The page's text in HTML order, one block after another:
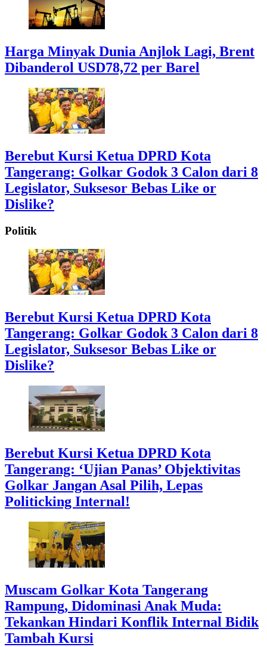
Harga Minyak Dunia Anjlok Lagi, Brent
Dibanderol USD78,72 per Barel
Berebut Kursi Ketua DPRD Kota
Tangerang: Golkar Godok 3 Calon dari 8
Legislator, Suksesor Bebas Like or
Dislike?
Politik
Berebut Kursi Ketua DPRD Kota
Tangerang: Golkar Godok 3 Calon dari 8
Legislator, Suksesor Bebas Like or
Dislike?
Berebut Kursi Ketua DPRD Kota
Tangerang: ‘Ujian Panas’ Objektivitas
Golkar Jangan Asal Pilih, Lepas
Politicking Internal!
Muscam Golkar Kota Tangerang
Rampung, Didominasi Anak Muda:
Tekankan Hindari Konflik Internal Bidik
Tambah Kursi